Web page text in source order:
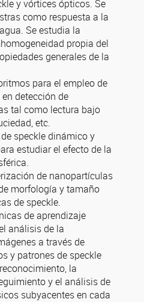
y vórtices ópticos. Se
como respuesta a la
Se estudia la
propia del
generales de la
para el empleo de
detección de
tal como lectura bajo
etc.
speckle dinámico y
estudiar el efecto de la
de nanopartículas
morfología y tamaño
de speckle.
de aprendizaje
análisis de la
a través de
y patrones de speckle
la
y el análisis de
subyacentes en cada